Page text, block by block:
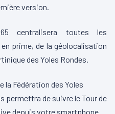
version.
centralisera toutes les
prime, de la géolocalisation
des Yoles Rondes.
la Fédération des Yoles
permettra de suivre le Tour de
depuis votre smartphone.